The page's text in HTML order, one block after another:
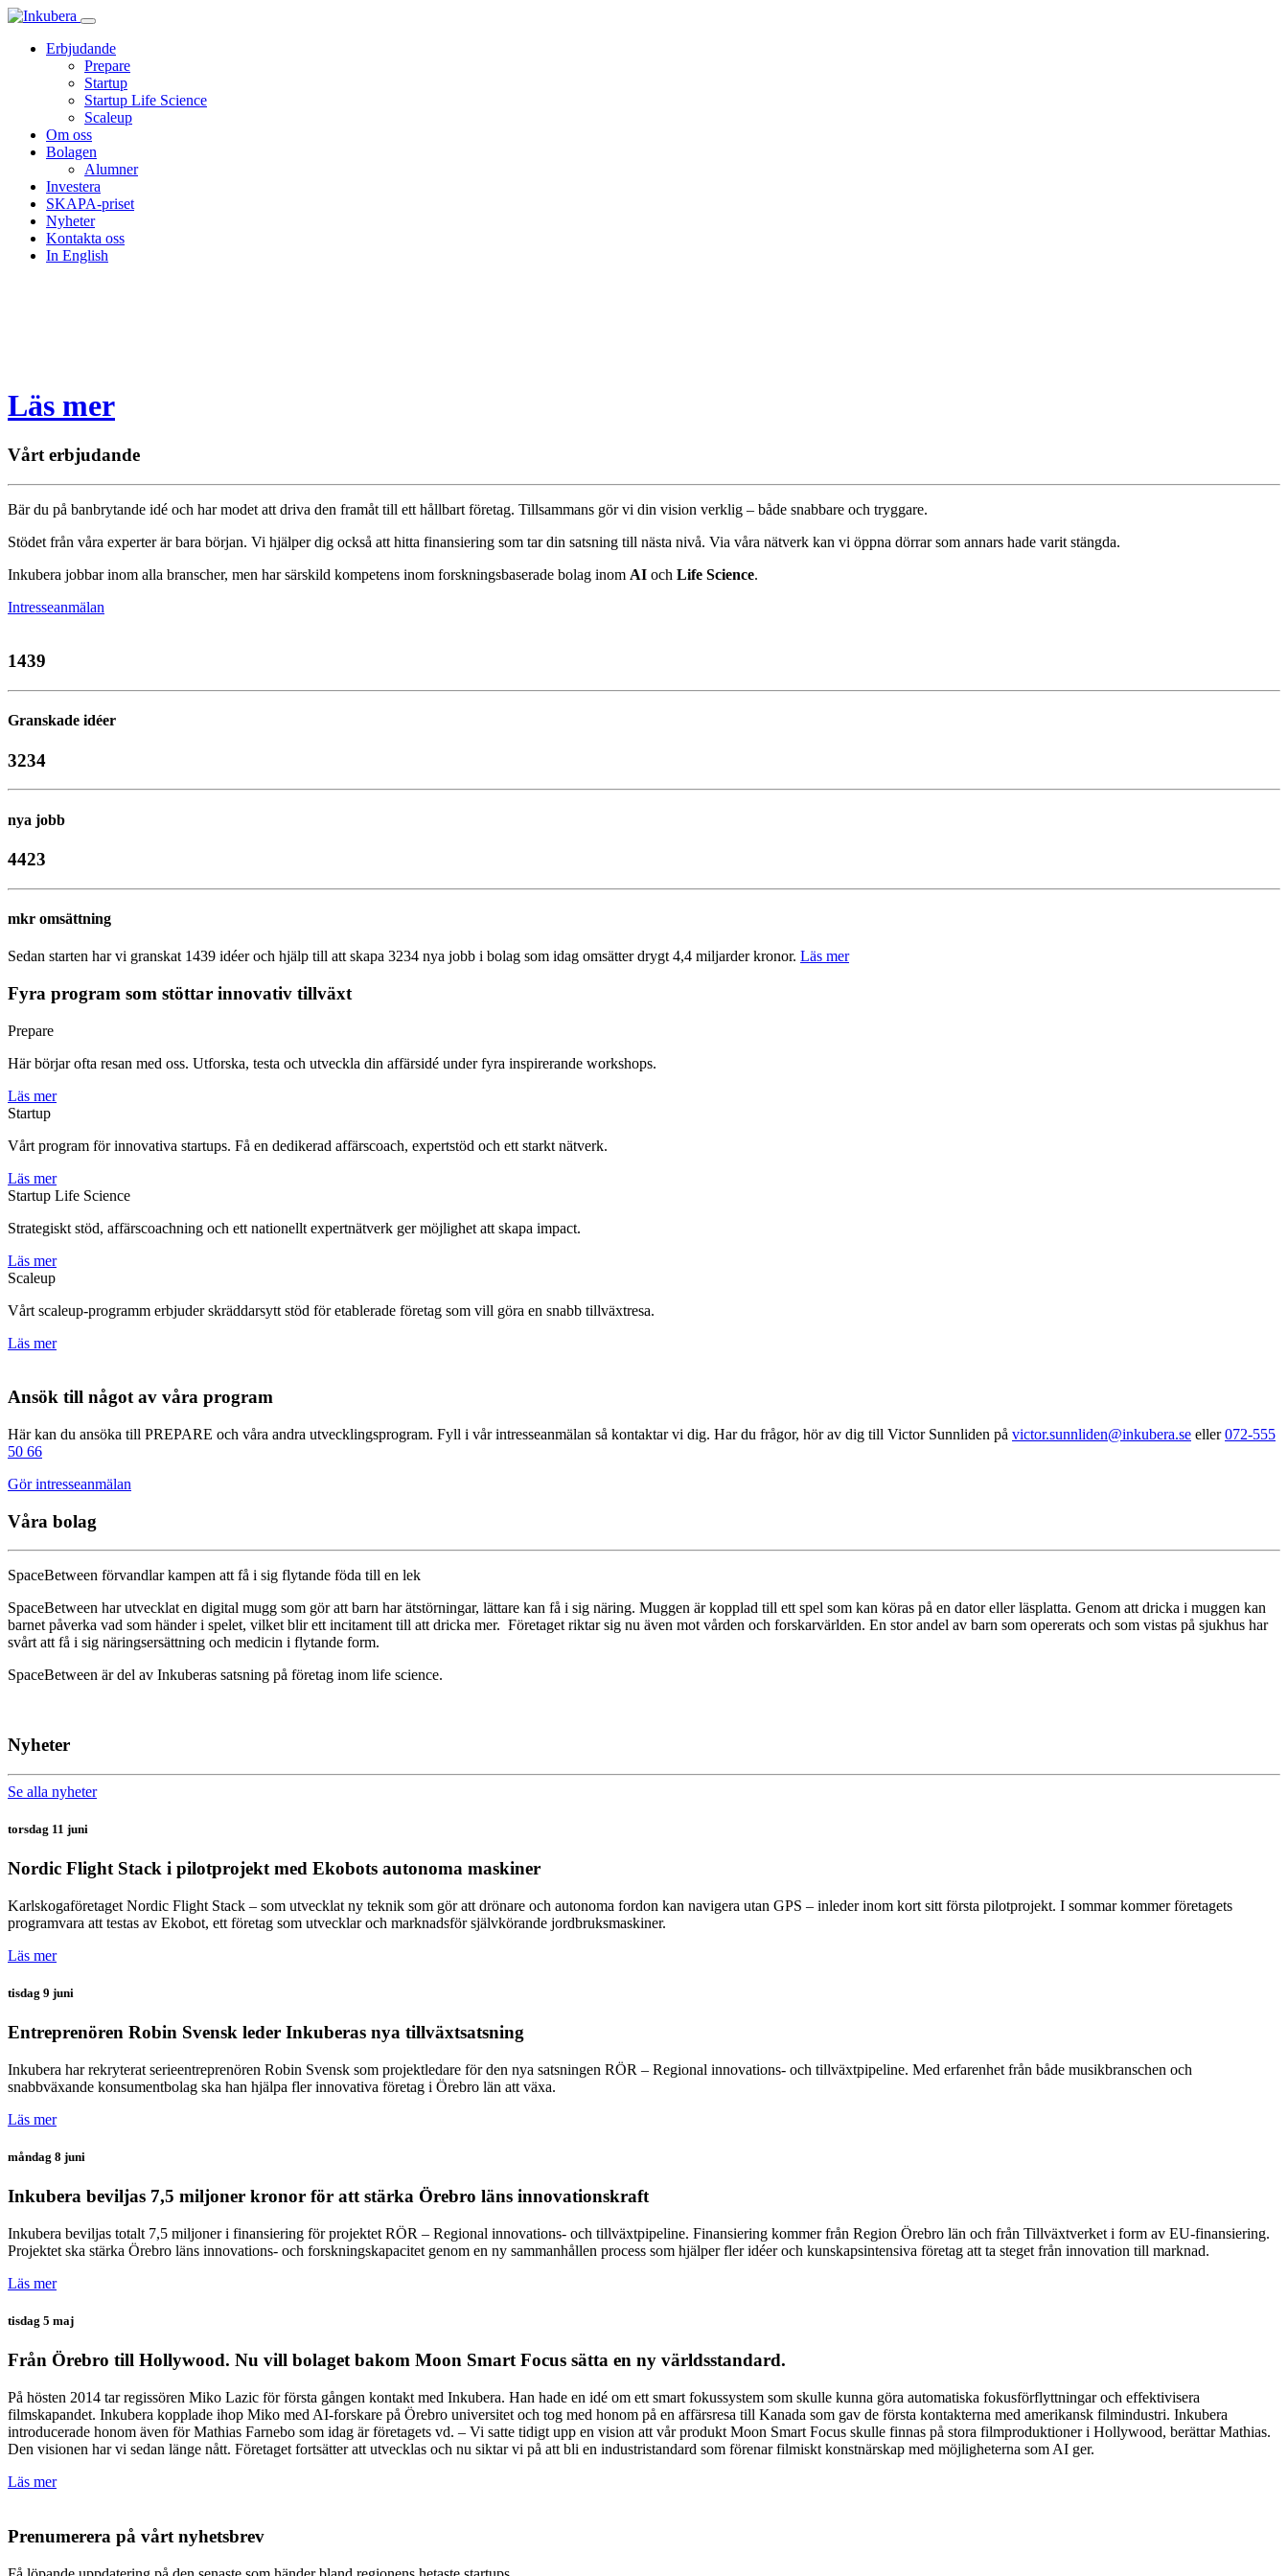
Erbjudande
Prepare
Startup
Startup Life Science
Scaleup
Om oss
Bolagen
Alumner
Investera
SKAPA-priset
Nyheter
Kontakta oss
In English
Läs mer
Vårt erbjudande
Bär du på banbrytande idé och har modet att driva den framåt till ett hållbart företag. Tillsammans gör vi din vision verklig – både snabbare och tryggare.
Stödet från våra experter är bara början. Vi hjälper dig också att hitta finansiering som tar din satsning till nästa nivå. Via våra nätverk kan vi öppna dörrar som annars hade varit stängda.
Inkubera jobbar inom alla branscher, men har särskild kompetens inom forskningsbaserade bolag inom AI och Life Science.
Intresseanmälan
1439
Granskade idéer
3234
nya jobb
4423
mkr omsättning
Sedan starten har vi granskat 1439 idéer och hjälp till att skapa 3234 nya jobb i bolag som idag omsätter drygt 4,4 miljarder kronor. Läs mer
Fyra program som stöttar innovativ tillväxt
Prepare
Här börjar ofta resan med oss. Utforska, testa och utveckla din affärsidé under fyra inspirerande workshops.
Läs mer
Startup
Vårt program för innovativa startups. Få en dedikerad affärscoach, expertstöd och ett starkt nätverk.
Läs mer
Startup Life Science
Strategiskt stöd, affärscoachning och ett nationellt expertnätverk ger möjlighet att skapa impact.
Läs mer
Scaleup
Vårt scaleup-programm erbjuder skräddarsytt stöd för etablerade företag som vill göra en snabb tillväxtresa.
Läs mer
Ansök till något av våra program
Här kan du ansöka till PREPARE och våra andra utvecklingsprogram. Fyll i vår intresseanmälan så kontaktar vi dig. Har du frågor, hör av dig till Victor Sunnliden på victor.sunnliden@inkubera.se eller072-555
50 66
Gör intresseanmälan
Våra bolag
SpaceBetween förvandlar kampen att få i sig flytande föda till en lek
SpaceBetween har utvecklat en digital mugg som gör att barn har ätstörningar, lättare kan få i sig näring. Muggen är kopplad till ett spel som kan köras på en dator eller läsplatta. Genom att dricka i muggen kan
barnet påverka vad som händer i spelet, vilket blir ett incitament till att dricka mer. Företaget riktar sig nu även mot vården och forskarvärlden. En stor andel av barn som opererats och som vistas på sjukhus har
svårt att få i sig näringsersättning och medicin i flytande form.
SpaceBetween är del av Inkuberas satsning på företag inom life science.
Nyheter
Se alla nyheter
torsdag 11 juni
Nordic Flight Stack i pilotprojekt med Ekobots autonoma maskiner
Karlskogaföretaget Nordic Flight Stack – som utvecklat ny teknik som gör att drönare och autonoma fordon kan navigera utan GPS – inleder inom kort sitt första pilotprojekt. I sommar kommer företagets
programvara att testas av Ekobot, ett företag som utvecklar och marknadsför självkörande jordbruksmaskiner.
Läs mer
tisdag 9 juni
Entreprenören Robin Svensk leder Inkuberas nya tillväxtsatsning
Inkubera har rekryterat serieentreprenören Robin Svensk som projektledare för den nya satsningen RÖR – Regional innovations- och tillväxtpipeline. Med erfarenhet från både musikbranschen och
snabbväxande konsumentbolag ska han hjälpa fler innovativa företag i Örebro län att växa.
Läs mer
måndag 8 juni
Inkubera beviljas 7,5 miljoner kronor för att stärka Örebro läns innovationskraft
Inkubera beviljas totalt 7,5 miljoner i finansiering för projektet RÖR – Regional innovations- och tillväxtpipeline. Finansiering kommer från Region Örebro län och från Tillväxtverket i form av EU-finansiering.
Projektet ska stärka Örebro läns innovations- och forskningskapacitet genom en ny sammanhållen process som hjälper fler idéer och kunskapsintensiva företag att ta steget från innovation till marknad.
Läs mer
tisdag 5 maj
Från Örebro till Hollywood. Nu vill bolaget bakom Moon Smart Focus sätta en ny världsstandard.
På hösten 2014 tar regissören Miko Lazic för första gången kontakt med Inkubera. Han hade en idé om ett smart fokussystem som skulle kunna göra automatiska fokusförflyttningar och effektivisera
filmskapandet. Inkubera kopplade ihop Miko med AI-forskare på Örebro universitet och tog med honom på en affärsresa till Kanada som gav de första kontakterna med amerikansk filmindustri. Inkubera
introducerade honom även för Mathias Farnebo som idag är företagets vd. – Vi satte tidigt upp en vision att vår produkt Moon Smart Focus skulle finnas på stora filmproduktioner i Hollywood, berättar Mathias.
Den visionen har vi sedan länge nått. Företaget fortsätter att utvecklas och nu siktar vi på att bli en industristandard som förenar filmiskt konstnärskap med möjligheterna som AI ger.
Läs mer
Prenumerera på vårt nyhetsbrev